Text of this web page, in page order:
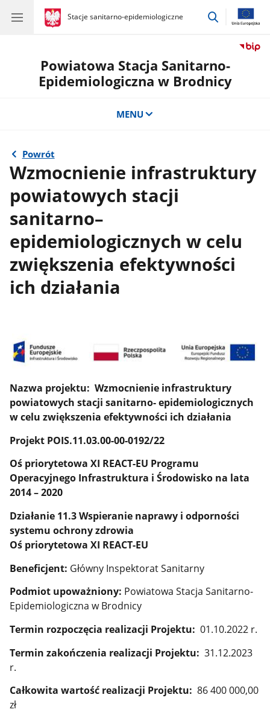
gov.pl
Stacje sanitarno-epidemiologiczne
gov.pl
Stacje
przejdź
Powiatowa Stacja Sanitarno-
Epidemiologiczna w Brodnicy
MENU
Powrót
Wzmocnienie infrastruktury
powiatowych stacji
sanitarno–
epidemiologicznych w celu
zwiększenia efektywności
ich działania
Nazwa projektu: Wzmocnienie infrastruktury
powiatowych stacji sanitarno- epidemiologicznych
w celu zwiększenia efektywności ich działania
Projekt POIS.11.03.00-00-0192/22
Oś priorytetowa XI REACT-EU Programu
Operacyjnego Infrastruktura i Środowisko na lata
2014 – 2020
Działanie 11.3 Wspieranie naprawy i odporności
systemu ochrony zdrowia
Oś priorytetowa XI REACT-EU
Beneficjent: Główny Inspektorat Sanitarny
Podmiot upoważniony: Powiatowa Stacja Sanitarno-
Epidemiologiczna w Brodnicy
Termin rozpoczęcia realizacji Projektu: 01.10.2022 r.
Termin zakończenia realizacji Projektu: 31.12.2023
r.
Całkowita wartość realizacji Projektu: 86 400 000,00
zł